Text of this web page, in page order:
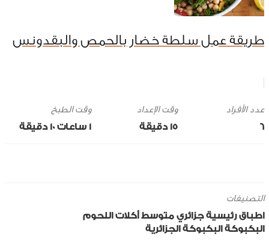
طريقة عمل سلطة خضار بالحمص والبقدونس
6
وقت الإعداد
15 ‎دقيقة
وقت الطبخ
1 ساعات 10 ‎دقيقة
التصنيفات
اطباق رئيسية جزائري متوسط أكلات اللحوم
البكبوكة البكبوكة الجزائرية